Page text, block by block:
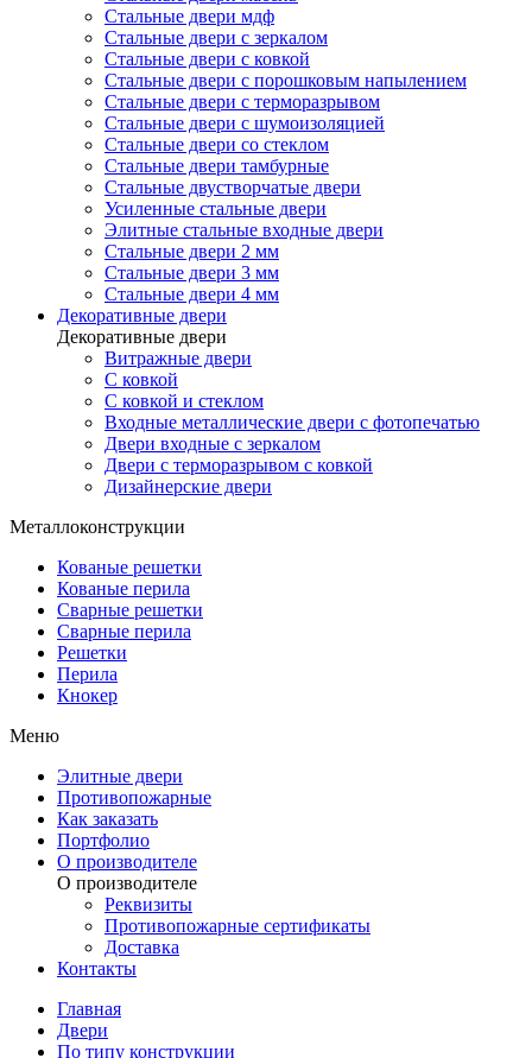
Стальные двери мдф
Стальные двери с зеркалом
Стальные двери с ковкой
Стальные двери с порошковым напылением
Стальные двери с терморазрывом
Стальные двери с шумоизоляцией
Стальные двери со стеклом
Стальные двери тамбурные
Стальные двустворчатые двери
Усиленные стальные двери
Элитные стальные входные двери
Стальные двери 2 мм
Стальные двери 3 мм
Стальные двери 4 мм
Декоративные двери
Декоративные двери
Витражные двери
С ковкой
С ковкой и стеклом
Входные металлические двери с фотопечатью
Двери входные с зеркалом
Двери с терморазрывом с ковкой
Дизайнерские двери
Металлоконструкции
Кованые решетки
Кованые перила
Сварные решетки
Сварные перила
Решетки
Перила
Кнокер
Меню
Элитные двери
Противопожарные
Как заказать
Портфолио
О производителе
О производителе
Реквизиты
Противопожарные сертификаты
Доставка
Контакты
Главная
Двери
По типу конструкции